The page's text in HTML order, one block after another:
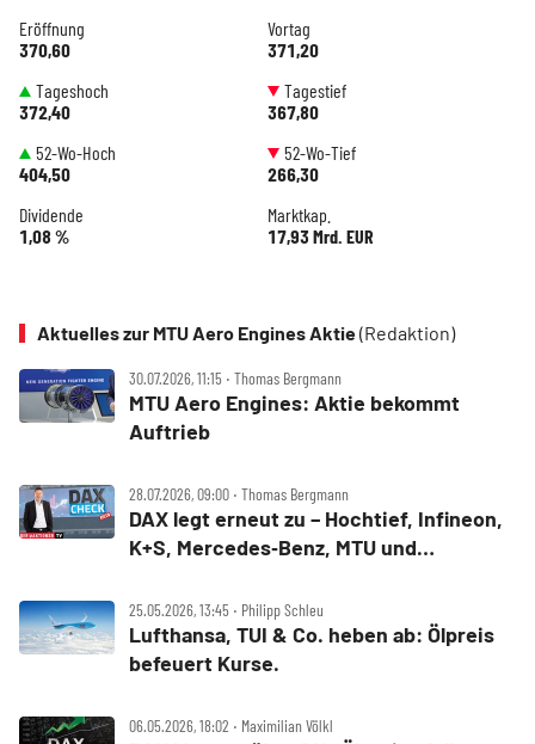
Eröffnung
370,60
Vortag
371,20
Tageshoch
372,40
Tagestief
367,80
52-Wo-Hoch
404,50
52-Wo-Tief
266,30
Dividende
1,08 %
Marktkap.
17,93 Mrd. EUR
Aktuelles zur MTU Aero Engines Aktie(Redaktion)
30.07.2026, 11:15 ‧ Thomas Bergmann
MTU Aero Engines: Aktie bekommt
Auftrieb
28.07.2026, 09:00 ‧ Thomas Bergmann
DAX legt erneut zu – Hochtief, Infineon,
K+S, Mercedes‑Benz, MTU und
25.05.2026, 13:45 ‧ Philipp Schleu
Lufthansa, TUI & Co. heben ab: Ölpreis
befeuert Kurse.
06.05.2026, 18:02 ‧ Maximilian Völkl